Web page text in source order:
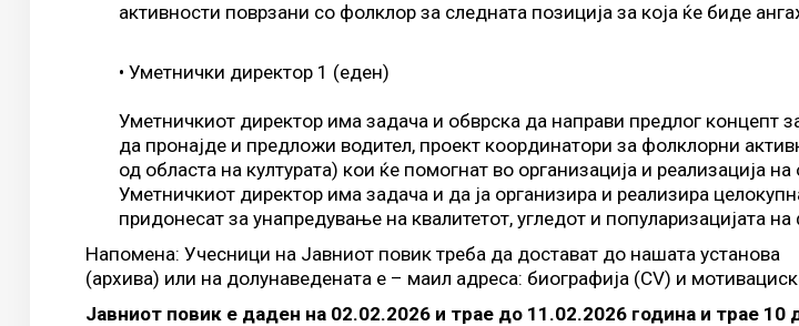
активности поврзани со фолклор за следната позиција за која ќе биде
• Уметнички директор 1 (еден)
Уметничкиот директор има задача и обврска да направи предлог концепт
да пронајде и предложи водител, проект координатори за фолклорни
од областа на културата) кои ќе помогнат во организација и реализација
Уметничкиот директор има задача и да ја организира и реализира
придонесат за унапредување на квалитетот, угледот и популаризацијата на
Напомена: Учесници на Јавниот повик треба да достават до нашата установа
(архива) или на долунаведената е – маил адреса: биографија (CV) и
Јавниот повик е даден на 02.02.2026 и трае до 11.02.2026 година и трае 10